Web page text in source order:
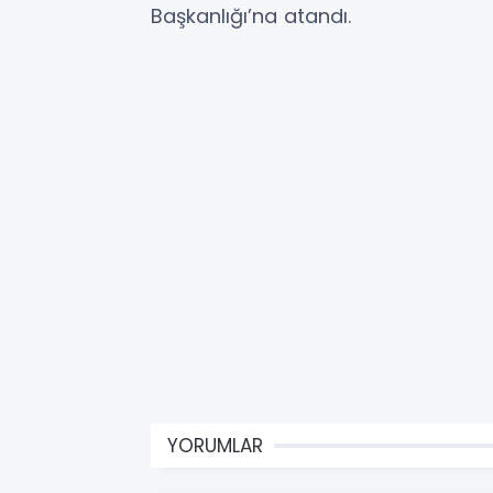
Başkanlığı’na atandı.
YORUMLAR